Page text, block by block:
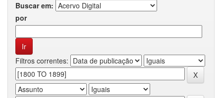
Buscar em:
por
Filtros correntes: